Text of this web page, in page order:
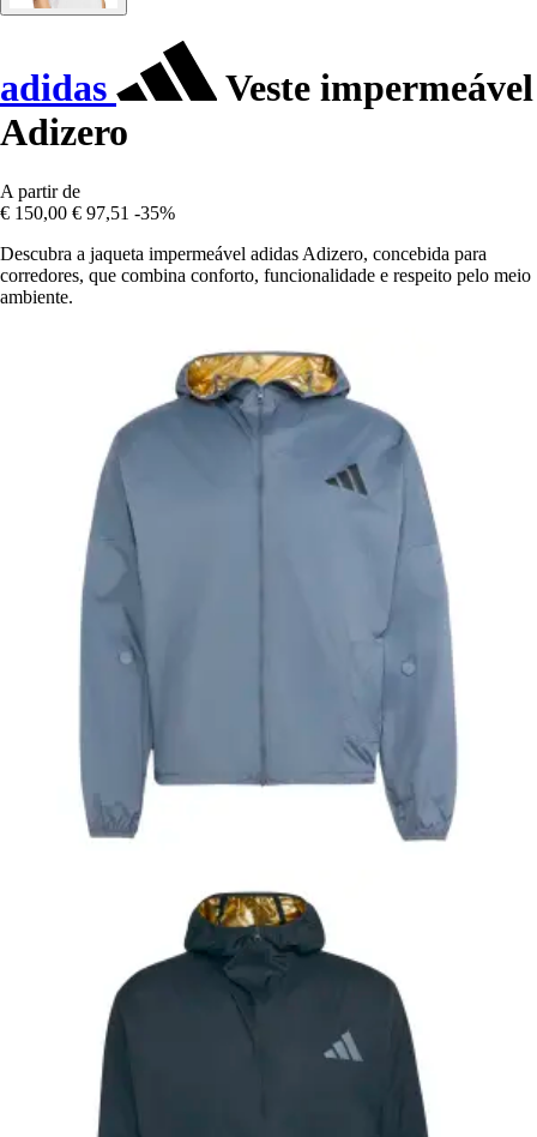
adidas
Veste impermeável
Adizero
A partir de
€ 150,00 € 97,51 -35%
Descubra a jaqueta impermeável adidas Adizero, concebida para
corredores, que combina conforto, funcionalidade e respeito pelo meio
ambiente.